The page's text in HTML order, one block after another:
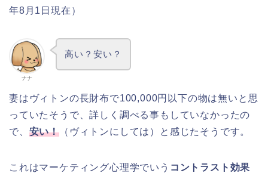
年8月1日現在）
ナナ
高い？安い？
妻はヴィトンの長財布で100,000円以下の物は無いと思
っていたそうで、詳しく調べる事もしていなかったの
で、 安い！ （ヴィトンにしては）と感じたそうです。
これはマーケティング心理学でいう コントラスト効果